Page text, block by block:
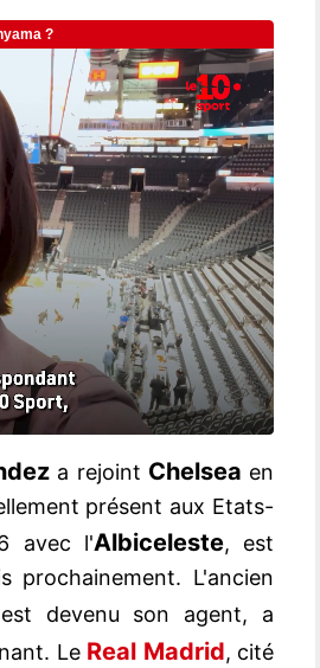
a rejoint Chelsea en
présent aux Etats-
avec l'Albiceleste, est
prochainement. L'ancien
devenu son agent, a
Le Real Madrid, cité